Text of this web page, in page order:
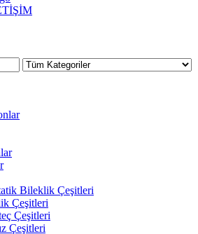
Bileklik Çeşitleri
Çeşitleri
Çeşitleri
Çeşitleri